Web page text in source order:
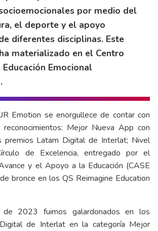
por medio del
el deporte y el apoyo
diferentes disciplinas. Este
materializado en el Centro
Emocional
Emotion se enorgullece de contar con
Mejor Nueva App con
premios Latam Digital de Interlat; Nivel
de Excelencia, entregado por el
y el Apoyo a la Educación (CASE
bronce en los QS Reimagine Education
2023 fuimos galardonados en los
de Interlat en la categoría Mejor